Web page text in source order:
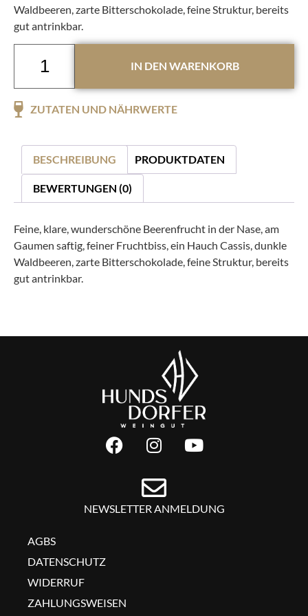
Waldbeeren, zarte Bitterschokolade, feine Struktur, bereits
gut antrinkbar.
IN DEN WARENKORB
ZUTATEN UND NÄHRWERTE
BESCHREIBUNG PRODUKTDATEN
BEWERTUNGEN (0)
Feine, klare, wunderschöne Beerenfrucht in der Nase, am
Gaumen saftig, feiner Fruchtbiss, ein Hauch Cassis, dunkle
Waldbeeren, zarte Bitterschokolade, feine Struktur, bereits
gut antrinkbar.
AGBS
DATENSCHUTZ
WIDERRUF
ZAHLUNGSWEISEN
NEWSLETTER ANMELDUNG